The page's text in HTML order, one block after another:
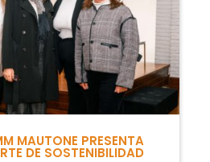
MAUTONE PRESENTA
DE SOSTENIBILIDAD